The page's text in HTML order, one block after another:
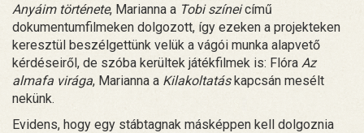
Anyáim története, Marianna a Tobi színeicímű
dokumentumfilmeken dolgozott, így ezeken a projekteken
keresztül beszélgettünk velük a vágói munka alapvető
kérdéseiről, de szóba kerültek játékfilmek is: Flóra Az
almafa virága, Marianna a Kilakoltatáskapcsán mesélt
nekünk.
Evidens, hogy egy stábtagnak másképpen kell dolgoznia